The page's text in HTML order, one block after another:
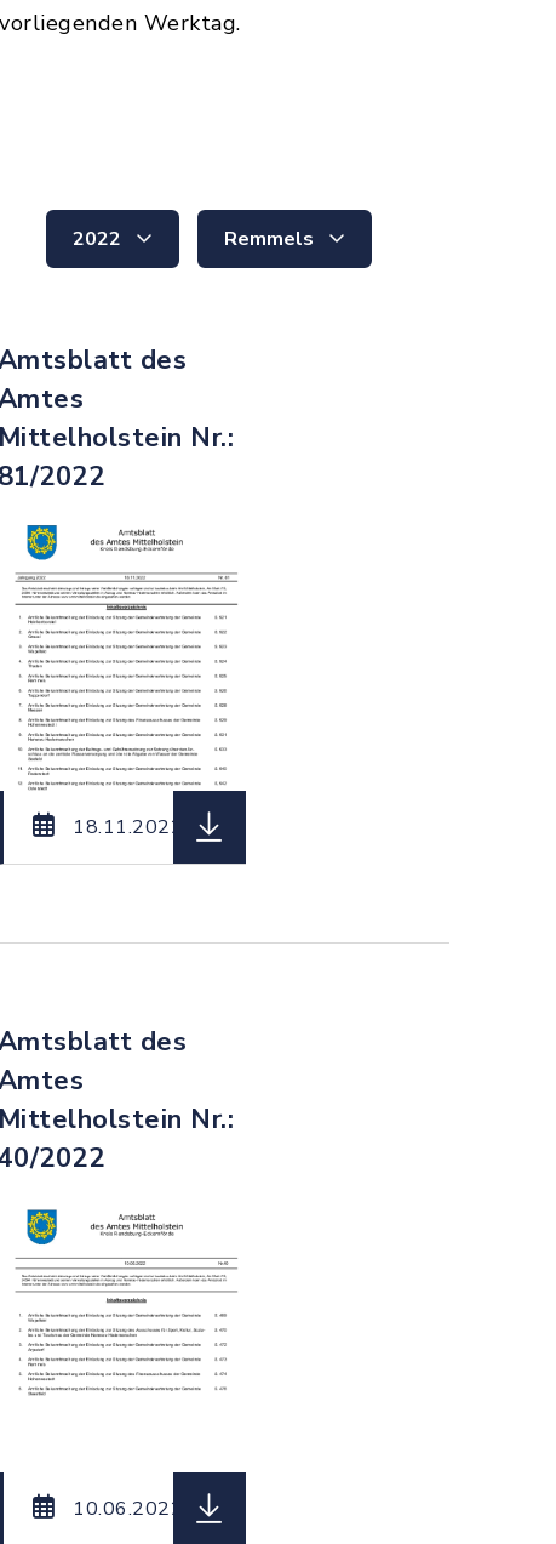
Werktag.
2022 Remmels
Dateierweiterung: pdf,
des
Mittelholstein Nr.:
81/2022
18.11.2022
herunterladen (Dateiname:
Dateierweiterung: pdf,
des
Mittelholstein Nr.:
2022
10.06.2022
herunterladen (Dateiname: